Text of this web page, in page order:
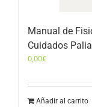
Manual de
Cuidados
0,00€
Añadir al carrito